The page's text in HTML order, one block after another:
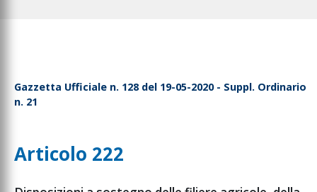
Gazzetta Ufficiale n. 128 del 19-05-2020 - Suppl. Ordinario
n. 21
Articolo 222